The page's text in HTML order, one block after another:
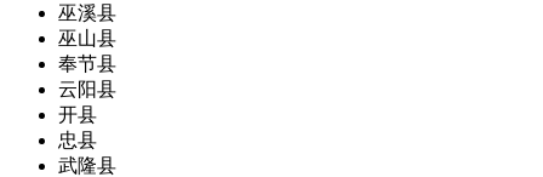
巫溪县
巫山县
奉节县
云阳县
开县
忠县
武隆县